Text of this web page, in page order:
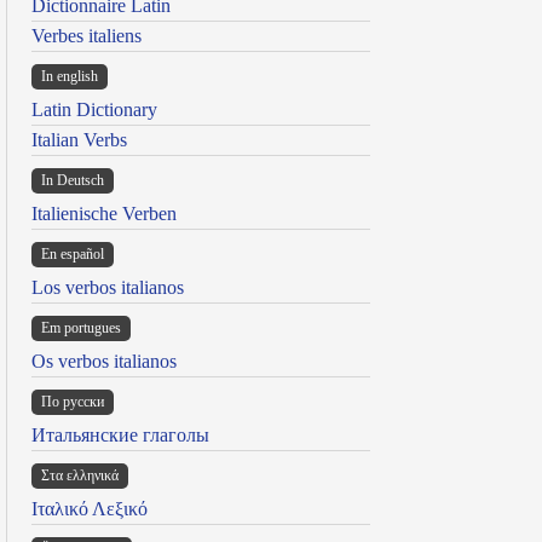
Dictionnaire Latin
Verbes italiens
In english
Latin Dictionary
Italian Verbs
In Deutsch
Italienische Verben
En español
Los verbos italianos
Em portugues
Os verbos italianos
По русски
Итальянские глаголы
Στα ελληνικά
Ιταλικό Λεξικό